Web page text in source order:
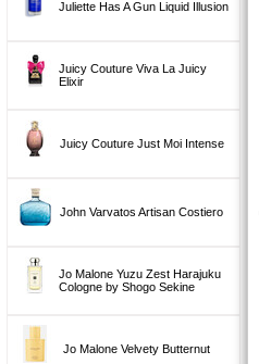
Juliette Has A Gun Liquid Illusion
Juicy Couture Viva La Juicy
Elixir
Juicy Couture Just Moi Intense
John Varvatos Artisan Costiero
Jo Malone Yuzu Zest Harajuku
Cologne by Shogo Sekine
Jo Malone Velvety Butternut